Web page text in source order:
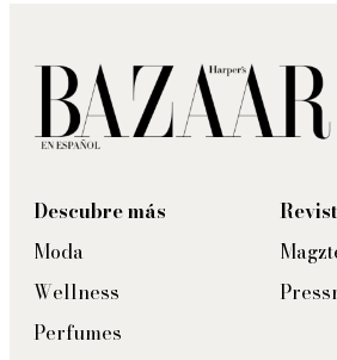
Descubre más
Moda
Wellness
Perfumes